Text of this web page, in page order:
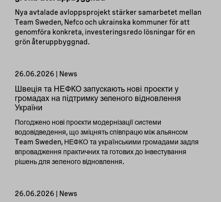
Nya avtalade avloppsprojekt stärker samarbetet mellan
Team Sweden, Nefco och ukrainska kommuner för att
genomföra konkreta, investeringsredo lösningar för en
grön återuppbyggnad.
26.06.2026 | News
Швеція та НЕФКО запускають нові проєкти у
громадах на підтримку зеленого відновлення
України
Погоджено нові проєкти модернізації системи
водовідведення, що зміцнять співпрацю між альянсом
Team Sweden, НЕФКО та українськими громадами задля
впровадження практичних та готових до інвестування
рішень для зеленого відновлення.
26.06.2026 | News